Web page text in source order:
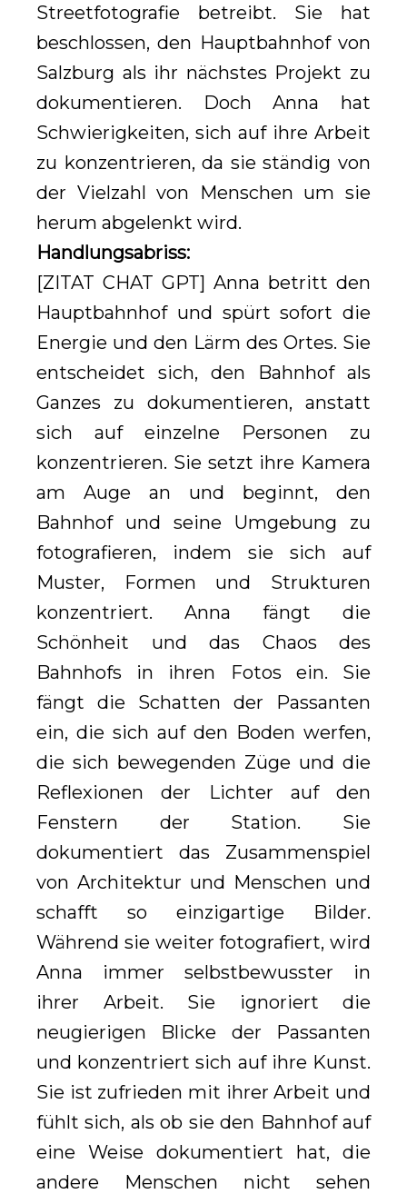
Streetfotografie betreibt. Sie hat
beschlossen, den Hauptbahnhof von
Salzburg als ihr nächstes Projekt zu
dokumentieren. Doch Anna hat
Schwierigkeiten, sich auf ihre Arbeit
zu konzentrieren, da sie ständig von
der Vielzahl von Menschen um sie
herum abgelenkt wird.
Handlungsabriss:
[ZITAT CHAT GPT] Anna betritt den
Hauptbahnhof und spürt sofort die
Energie und den Lärm des Ortes. Sie
entscheidet sich, den Bahnhof als
Ganzes zu dokumentieren, anstatt
sich auf einzelne Personen zu
konzentrieren. Sie setzt ihre Kamera
am Auge an und beginnt, den
Bahnhof und seine Umgebung zu
fotografieren, indem sie sich auf
Muster, Formen und Strukturen
konzentriert. Anna fängt die
Schönheit und das Chaos des
Bahnhofs in ihren Fotos ein. Sie
fängt die Schatten der Passanten
ein, die sich auf den Boden werfen,
die sich bewegenden Züge und die
Reflexionen der Lichter auf den
Fenstern der Station. Sie
dokumentiert das Zusammenspiel
von Architektur und Menschen und
schafft so einzigartige Bilder.
Während sie weiter fotografiert, wird
Anna immer selbstbewusster in
ihrer Arbeit. Sie ignoriert die
neugierigen Blicke der Passanten
und konzentriert sich auf ihre Kunst.
Sie ist zufrieden mit ihrer Arbeit und
fühlt sich, als ob sie den Bahnhof auf
eine Weise dokumentiert hat, die
andere Menschen nicht sehen